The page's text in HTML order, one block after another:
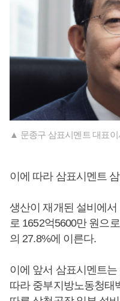
▲ 문종구 삼표시멘트 대표이
이에 따라 삼표시멘트
생산이 재개된 설비에
로 1652억5600만 원으
의 27.8%에 이른다.
이에 앞서 삼표시멘트
따라 중부지방노동청태